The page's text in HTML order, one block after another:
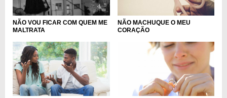
NÃO VOU FICAR COM QUEM ME
MALTRATA
NÃO MACHUQUE O MEU
CORAÇÃO